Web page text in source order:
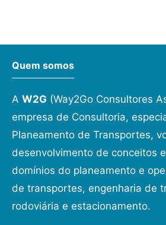
Quem somos
A W2G (Way2Go Consultores
empresa de Consultoria,
Planeamento de Transportes,
desenvolvimento de conceitos
domínios do planeamento e
de transportes, engenharia de
rodoviária e estacionamento.